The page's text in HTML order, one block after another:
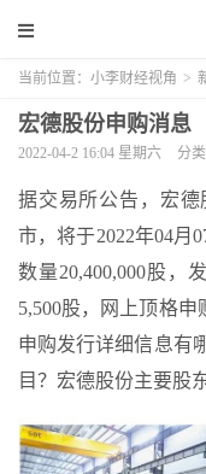
当前位置： 小李财经视角 >
宏德股份申购消息
2022-04-2 16:04 星期六 分类
据交易所公告，宏德
市，将于2022年04月
数量20,400,000股，
5,500股，网上顶格
申购发行详细信息有
目？宏德股份主要股